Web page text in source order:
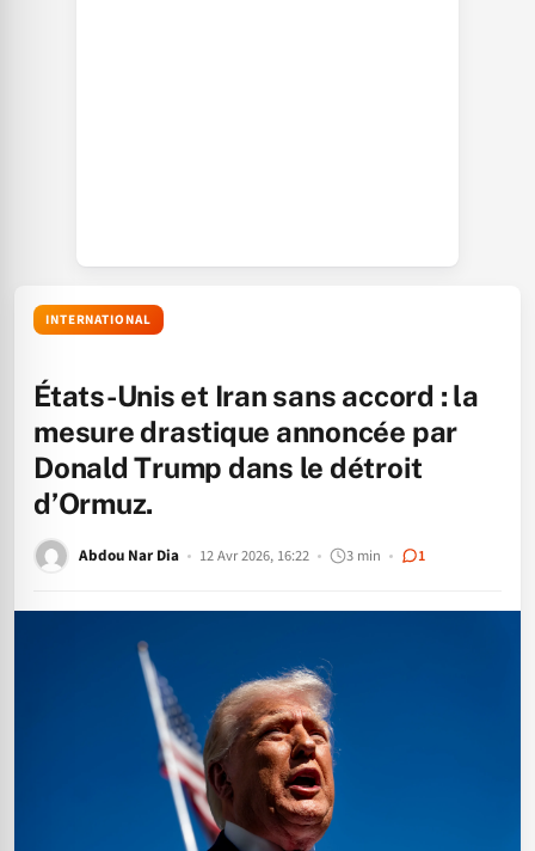
INTERNATIONAL
États-Unis et Iran sans accord : la
mesure drastique annoncée par
Donald Trump dans le détroit
d’Ormuz.
Abdou Nar Dia 12 Avr 2026, 16:22 3 min 1